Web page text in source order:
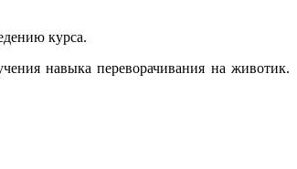
курса.
навыка переворачивания на животик.